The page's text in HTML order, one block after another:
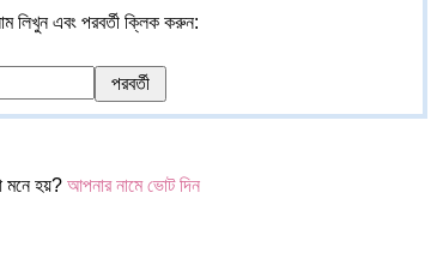
লিখুন এবং পরবর্তী ক্লিক করুন:
মনে হয়? আপনার নামে ভোট দিন